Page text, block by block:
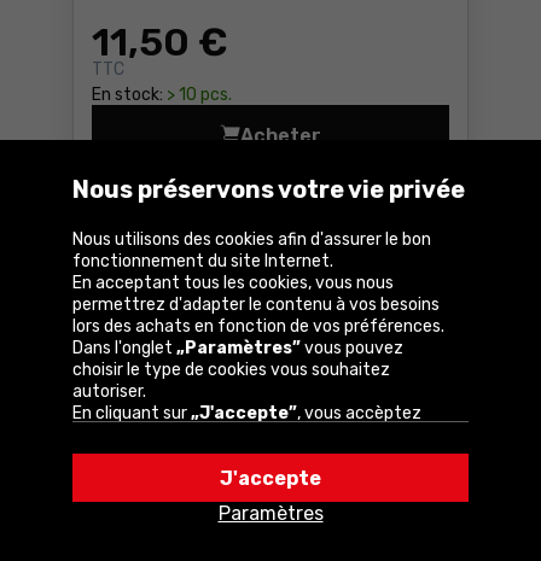
11,50 €
TTC
En stock: > 10 pcs.
Variantes disponibles
Livraisongratuite
Acheter
T-shirt Lahti Pro L40212
Comparer
Nous préservons votre vie privée
Nous utilisons des cookies afin d'assurer le bon
fonctionnement du site Internet.
En acceptant tous les cookies, vous nous
permettrez d'adapter le contenu à vos besoins
lors des achats en fonction de vos préférences.
Dans l'onglet „Paramètres”vous pouvez
choisir le type de cookies vous souhaitez
autoriser.
En cliquant sur„J'accepte”, vous accèptez
paramètres de votre navigateur.
Vous pouvez modifier votre choix à tout
moment en cliquant sur„Paramètres”dans la
politique en matière de cookies.
Paramètres
J'accepte